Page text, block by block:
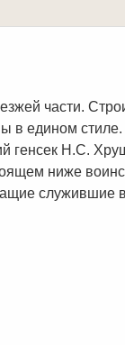
части.
в едином
генсек Н.С.
ниже
служившие в